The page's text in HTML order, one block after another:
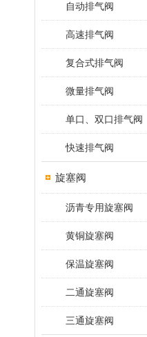
自动排气阀
高速排气阀
复合式排气阀
微量排气阀
单口、双口排气阀
快速排气阀
旋塞阀
沥青专用旋塞阀
黄铜旋塞阀
保温旋塞阀
二通旋塞阀
三通旋塞阀